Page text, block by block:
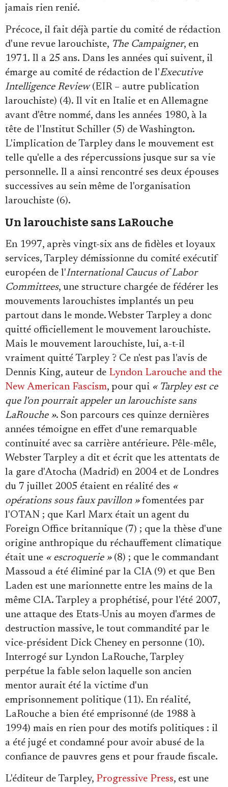
jamais rien renié.
Précoce, il fait déjà partie du comité de rédaction
d'une revue larouchiste, The Campaigner, en
1971. Il a 25 ans. Dans les années qui suivent, il
émarge au comité de rédaction de l'Executive
Intelligence Review(EIR – autre publication
larouchiste) (4). Il vit en Italie et en Allemagne
avant d'être nommé, dans les années 1980, à la
tête de l'Institut Schiller (5) de Washington.
L'implication de Tarpley dans le mouvement est
telle qu'elle a des répercussions jusque sur sa vie
personnelle. Il a ainsi rencontré ses deux épouses
successives au sein même de l'organisation
larouchiste (6).
Un larouchiste sans LaRouche
En 1997, après vingt-six ans de fidèles et loyaux
services, Tarpley démissionne du comité exécutif
européen de l'International Caucus of Labor
Committees, une structure chargée de fédérer les
mouvements larouchistes implantés un peu
partout dans le monde. Webster Tarpley a donc
quitté officiellement le mouvement larouchiste.
Mais le mouvement larouchiste, lui, a-t-il
vraiment quitté Tarpley ? Ce n'est pas l'avis de
Dennis King, auteur de Lyndon Larouche and the
New American Fascism, pour qui « Tarpley est ce
que l'on pourrait appeler un larouchiste sans
LaRouche ». Son parcours ces quinze dernières
années témoigne en effet d'une remarquable
continuité avec sa carrière antérieure. Pêle-mêle,
Webster Tarpley a dit et écrit que les attentats de
la gare d'Atocha (Madrid) en 2004 et de Londres
du 7 juillet 2005 étaient en réalité des «
opérations sous faux pavillon »fomentées par
l'OTAN ; que Karl Marx était un agent du
Foreign Office britannique (7) ; que la thèse d'une
origine anthropique du réchauffement climatique
était une « escroquerie »(8) ; que le commandant
Massoud a été éliminé par la CIA (9) et que Ben
Laden est une marionnette entre les mains de la
même CIA. Tarpley a prophétisé, pour l'été 2007,
une attaque des Etats-Unis au moyen d'armes de
destruction massive, le tout commandité par le
vice-président Dick Cheney en personne (10).
Interrogé sur Lyndon LaRouche, Tarpley
perpétue la fable selon laquelle son ancien
mentor aurait été la victime d'un
emprisonnement politique (11). En réalité,
LaRouche a bien été emprisonné (de 1988 à
1994) mais en rien pour des motifs politiques : il
a été jugé et condamné pour avoir abusé de la
confiance de pauvres gens et pour fraude fiscale.
L'éditeur de Tarpley, Progressive Press, est une